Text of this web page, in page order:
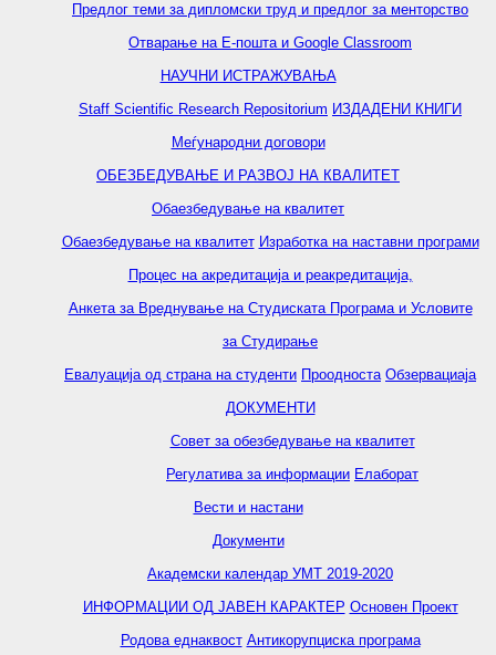
Предлог теми за дипломски труд и предлог за менторство
Отварање на Е-пошта и Google Classroom
НАУЧНИ ИСТРАЖУВАЊА
Staff Scientific Research Repositorium ИЗДАДЕНИ КНИГИ
Меѓународни договори
ОБЕЗБЕДУВАЊЕ И РАЗВОЈ НА КВАЛИТЕТ
Обаезбедување на квалитет
Обаезбедување на квалитет Изработка на наставни програми
Процес на акредитација и реакредитација,
Анкета за Вреднување на Студиската Програма и Условите
за Студирање
Евалуација од страна на студенти Проодноста Обзервациаја
ДОКУМЕНТИ
Совет за обезбедување на квалитет
Регулатива за информации Елаборат
Вести и настани
Документи
Академски календар УМТ 2019-2020
ИНФОРМАЦИИ ОД ЈАВЕН КАРАКТЕР Основен Проект
Родова еднаквост Антикорупциска програма